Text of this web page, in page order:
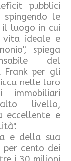
pubblici
le
il luogo in cui
vita ideale e
spiega
del
Frank per gli
nelle loro
immobiliari
livello,
eccellente e
e della sua
cento dei